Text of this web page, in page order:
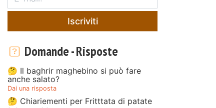
Iscriviti
Domande - Risposte
🤔 Il baghrir maghebino si può fare
anche salato?
Dai una risposta
🤔 Chiariementi per Fritttata di patate